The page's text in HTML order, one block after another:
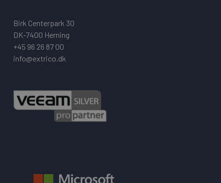
Birk Centerpark 30
DK-7400 Herning
+45 96 26 87 00
info@extrico.dk